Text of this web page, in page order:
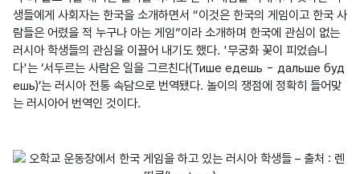
생들에게 사회자는 한국을 소개하면서 “이것은 한국의 게임이고 한국 사
람들은 어렸을 적 누구나 아는 게임”이라 소개하며 한국에 관심이 없는
러시아 학생들의 관심을 이끌어 내기도 했다. '무궁화 꽃이 피었습니
다'는 ‘서두르는 사람은 일을 그르친다(Тише едешь - дальше буд
ешь)’는 러시아 전통 속담으로 번역됐다. 놀이의 쟁점에 정확히 들어맞
는 러시아어 번역인 것이다.